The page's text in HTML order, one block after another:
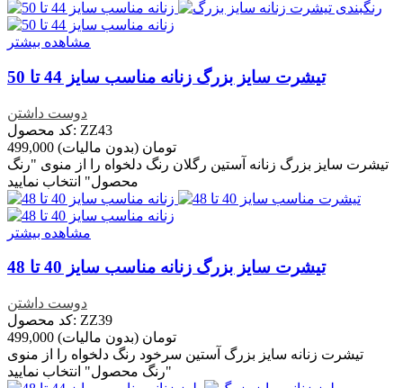
مشاهده بیشتر
تیشرت سایز بزرگ زنانه مناسب سایز 44 تا 50
دوست داشتن
کد محصول: ZZ43
499,000 تومان (بدون مالیات)
تیشرت سایز بزرگ زنانه آستین رگلان رنگ دلخواه را از منوی "رنگ
محصول" انتخاب نمایید
مشاهده بیشتر
تیشرت سایز بزرگ زنانه مناسب سایز 40 تا 48
دوست داشتن
کد محصول: ZZ39
499,000 تومان (بدون مالیات)
تیشرت زنانه سایز بزرگ آستین سرخود رنگ دلخواه را از منوی
"رنگ محصول" انتخاب نمایید